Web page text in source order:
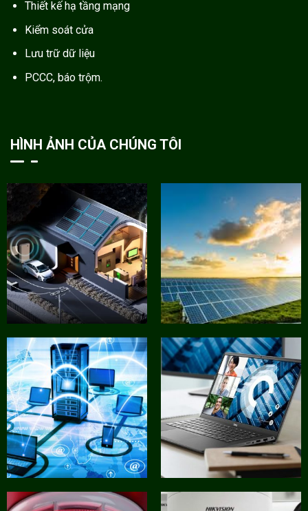
Thiết kế hạ tầng mạng
Kiểm soát cửa
Lưu trữ dữ liệu
PCCC, báo trộm.
HÌNH ẢNH CỦA CHÚNG TÔI